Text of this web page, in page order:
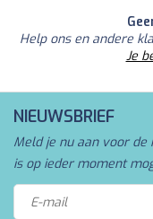
Help ons en andere
Je
NIEUWSBRIEF
Meld je nu aan voor
is op ieder moment